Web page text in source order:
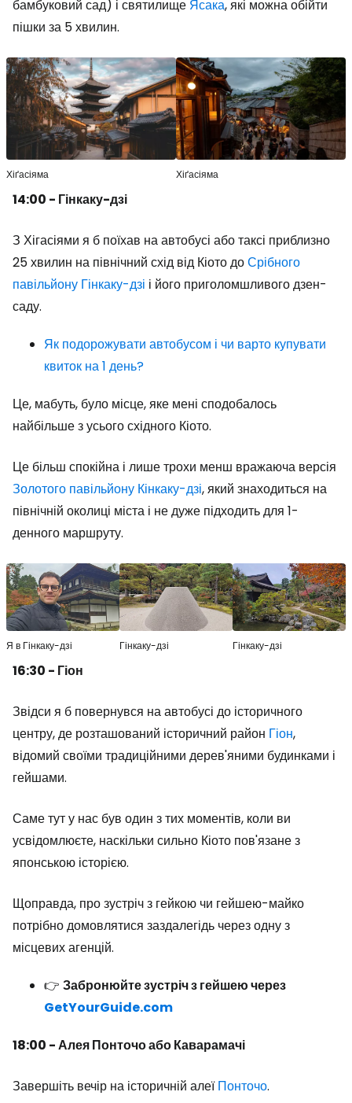
бамбуковий сад) і святилище Ясака, які можна обійти
пішки за 5 хвилин.
Хіґасіяма Хіґасіяма
14:00 - Гінкаку-дзі
З Хігасіями я б поїхав на автобусі або таксі приблизно
25 хвилин на північний схід від Кіото доСрібного
павільйону Гінкаку-дзі і його приголомшливого дзен-
саду.
Як подорожувати автобусом і чи варто купувати
квиток на 1 день?
Це, мабуть, було місце, яке мені сподобалось
найбільше з усього східного Кіото.
Це більш спокійна і лише трохи менш вражаюча версія
Золотого павільйону Кінкаку-дзі, який знаходиться на
північній околиці міста і не дуже підходить для 1-
денного маршруту.
Я в Гінкаку-дзі Гінкаку-дзі Гінкаку-дзі
16:30 - Гіон
Звідси я б повернувся на автобусі до історичного
центру, де розташований історичний район Гіон,
відомий своїми традиційними дерев'яними будинками і
гейшами.
Саме тут у нас був один з тих моментів, коли ви
усвідомлюєте, наскільки сильно Кіото пов'язане з
японською історією.
Щоправда, про зустріч з гейкою чи гейшею-майко
потрібно домовлятися заздалегідь через одну з
місцевих агенцій.
👉 Забронюйте зустріч з гейшею через
GetYourGuide.com
18:00 - Алея Понточо або Каварамачі
Завершіть вечір на історичній алеїПонточо.